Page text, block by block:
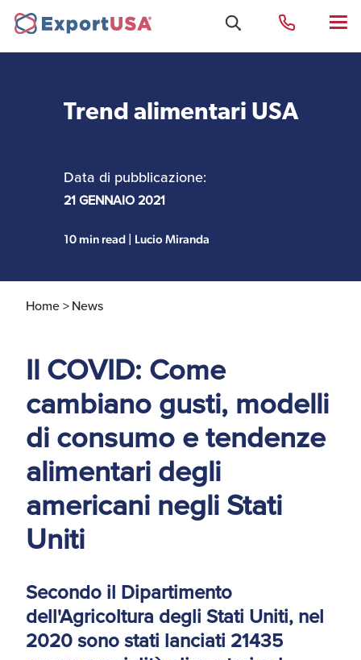
Uffici e Team Exportusa
Uffici e Team
d'America
I Partner di ExportUSA
New York, Corp.
Manuale pratico sul
commercio con gli USA
ExportUSA ottiene la
licenza per richiedere
gli ITIN
Costituzione società e
Servizi Expat Italiani
Ricerca Distributori di
Macchinari Industriali
Trend alimentari USA
Data di pubblicazione:
21 GENNAIO 2021
10 min read | Lucio Miranda
Home >News
Il COVID: Come
cambiano gusti, modelli
di consumo e tendenze
alimentari degli
americani negli Stati
Uniti
Secondo il Dipartimento
dell'Agricoltura degli Stati Uniti, nel
2020 sono stati lanciati 21435